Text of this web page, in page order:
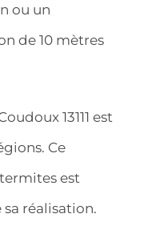
ou un
de 10 mètres
13111 est
Ce
est
réalisation.